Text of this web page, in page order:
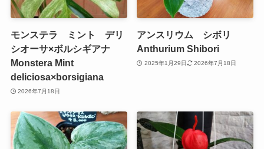
モンステラ ミント デリ
シオーサ×ボルシギアナ
Monstera Mint
deliciosa×borsigiana
2026年7月18日
アンスリウム シボリ
Anthurium Shibori
2025年1月29日 2026年7月18日